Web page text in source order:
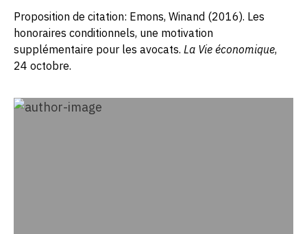
Proposition de citation: Emons, Winand (2016). Les
honoraires conditionnels, une motivation
supplémentaire pour les avocats. La Vie économique,
24 octobre.